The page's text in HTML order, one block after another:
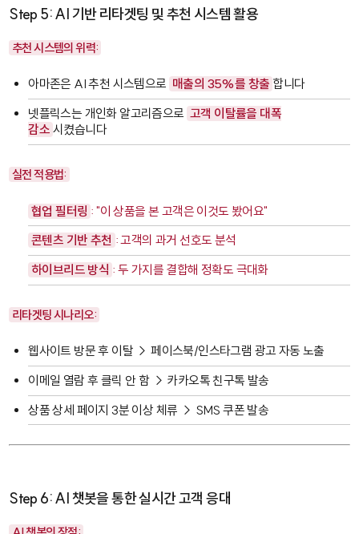
Step 5: AI 기반 리타겟팅 및 추천 시스템 활용
추천 시스템의 위력:
아마존은 AI 추천 시스템으로 매출의 35%를 창출 합니다
넷플릭스는 개인화 알고리즘으로 고객 이탈률을 대폭
감소 시켰습니다
실전 적용법:
협업 필터링 : "이 상품을 본 고객은 이것도 봤어요"
콘텐츠 기반 추천 : 고객의 과거 선호도 분석
하이브리드 방식 : 두 가지를 결합해 정확도 극대화
리타겟팅 시나리오:
웹사이트 방문 후 이탈 → 페이스북/인스타그램 광고 자동 노출
이메일 열람 후 클릭 안 함 → 카카오톡 친구톡 발송
상품 상세 페이지 3분 이상 체류 → SMS 쿠폰 발송
Step 6: AI 챗봇을 통한 실시간 고객 응대